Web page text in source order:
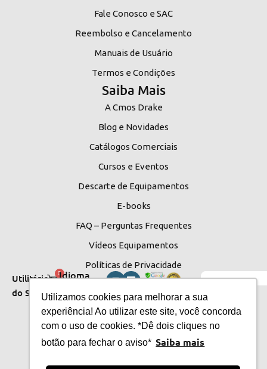
Utilizamos cookies para melhorar a sua
experiência! Ao utilizar este site, você concorda
com o uso de cookies. *Dê dois cliques no
botão para fechar o aviso* Saiba mais
Fale Conosco e SAC
Reembolso e Cancelamento
Manuais de Usuário
Termos e Condições
Saiba Mais
A Cmos Drake
Blog e Novidades
Catálogos Comerciais
Cursos e Eventos
Descarte de Equipamentos
E-books
FAQ – Perguntas Frequentes
Vídeos Equipamentos
Políticas de Privacidade
Utilitários
do Site
0Idioma
do Site